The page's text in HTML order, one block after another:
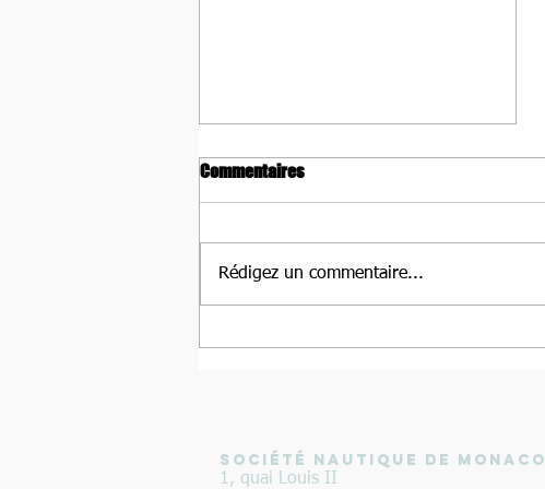
Commentaires
Rédigez un commentaire...
SOCIÉTÉ NAUTIQUE DE MONACO
1, quai Louis II